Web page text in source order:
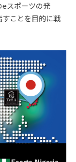
eスポーツの発
すことを目的に戦